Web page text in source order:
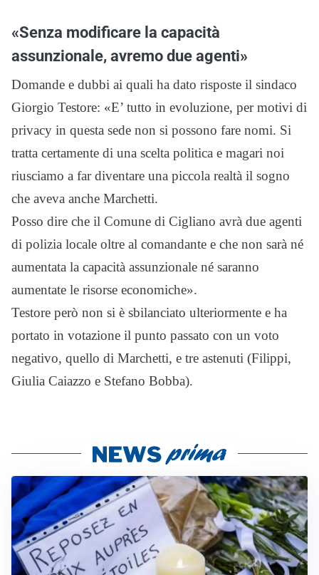
«Senza modificare la capacità
assunzionale, avremo due agenti»
Domande e dubbi ai quali ha dato risposte il sindaco
Giorgio Testore: «E’ tutto in evoluzione, per motivi di
privacy in questa sede non si possono fare nomi. Si
tratta certamente di una scelta politica e magari noi
riusciamo a far diventare una piccola realtà il sogno
che aveva anche Marchetti.
Posso dire che il Comune di Cigliano avrà due agenti
di polizia locale oltre al comandante e che non sarà né
aumentata la capacità assunzionale né saranno
aumentate le risorse economiche».
Testore però non si è sbilanciato ulteriormente e ha
portato in votazione il punto passato con un voto
negativo, quello di Marchetti, e tre astenuti (Filippi,
Giulia Caiazzo e Stefano Bobba).